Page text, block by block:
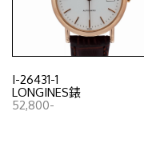
I-26431-1
LONGINES錶
52,800-